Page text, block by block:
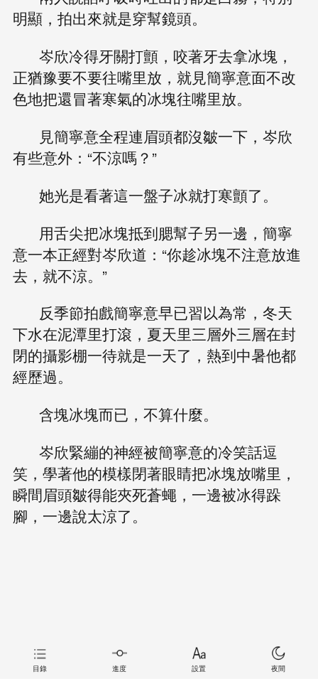
明顯，拍出來就是穿幫鏡頭。
岑欣冷得牙關打顫，咬著牙去拿冰塊，
正猶豫要不要往嘴里放，就見簡寧意面不改
色地把還冒著寒氣的冰塊往嘴里放。
見簡寧意全程連眉頭都沒皺一下，岑欣
有些意外：“不涼嗎？”
她光是看著這一盤子冰就打寒顫了。
用舌尖把冰塊抵到腮幫子另一邊，簡寧
意一本正經對岑欣道：“你趁冰塊不注意放進
去，就不涼。”
反季節拍戲簡寧意早已習以為常，冬天
下水在泥潭里打滾，夏天里三層外三層在封
閉的攝影棚一待就是一天了，熱到中暑他都
經歷過。
含塊冰塊而已，不算什麼。
岑欣緊繃的神經被簡寧意的冷笑話逗
笑，學著他的模樣閉著眼睛把冰塊放嘴里，
瞬間眉頭皺得能夾死蒼蠅，一邊被冰得跺
腳，一邊說太涼了。
目錄 進度 設置 夜間